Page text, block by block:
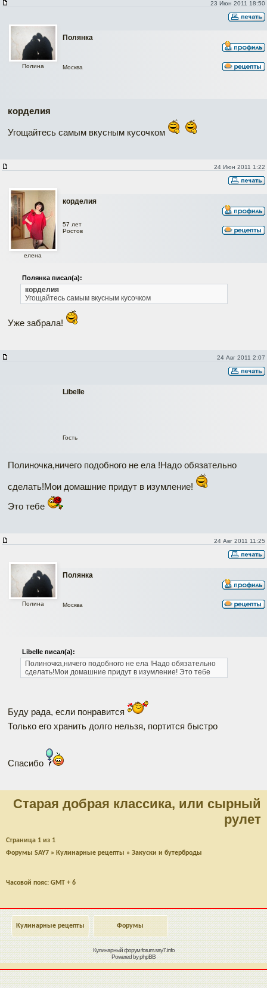
23 Июн 2011 18:50
Полянка
Полина Москва
корделия
Угощайтесь самым вкусным кусочком
24 Июн 2011 1:22
корделия
елена
57 лет
Ростов
Полянка писал(а):
корделия
Угощайтесь самым вкусным кусочком
Уже забрала!
24 Авг 2011 2:07
Libelle
Гость
Полиночка,ничего подобного не ела !Надо обязательно
сделать!Мои домашние придут в изумление!
Это тебе
24 Авг 2011 11:25
Полянка
Полина Москва
Libelle писал(а):
Полиночка,ничего подобного не ела !Надо обязательно
сделать!Мои домашние придут в изумление! Это тебе
Буду рада, если понравится
Только его хранить долго нельзя, портится быстро
Спасибо
Старая добрая классика, или сырный
рулет
Страница 1 из 1
Форумы SAY7 » Кулинарные рецепты » Закуски и бутерброды
Часовой пояс: GMT + 6
Кулинарные рецепты Форумы
Кулинарный форумforum.say7.info
Powered byphpBB